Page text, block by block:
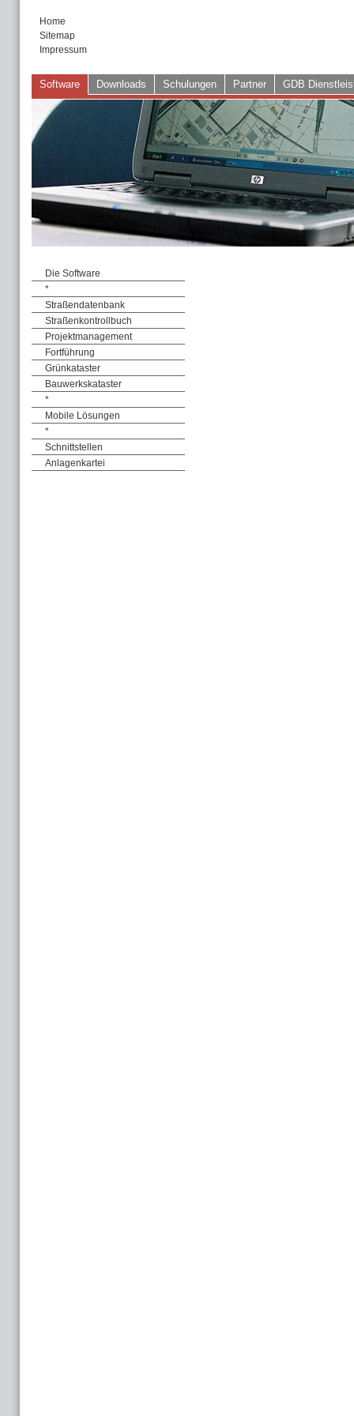
Home
Sitemap
Impressum
Software Downloads Schulungen Partner GDB
Die Software
*
Straßendatenbank
Straßenkontrollbuch
Projektmanagement
Fortführung
Grünkataster
Bauwerkskataster
*
Mobile Lösungen
*
Schnittstellen
Anlagenkartei